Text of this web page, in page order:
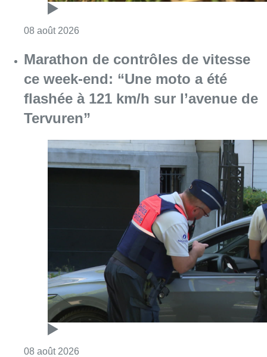
08 août 2026
Marathon de contrôles de vitesse
ce week-end: “Une moto a été
flashée à 121 km/h sur l’avenue de
Tervuren”
08 août 2026